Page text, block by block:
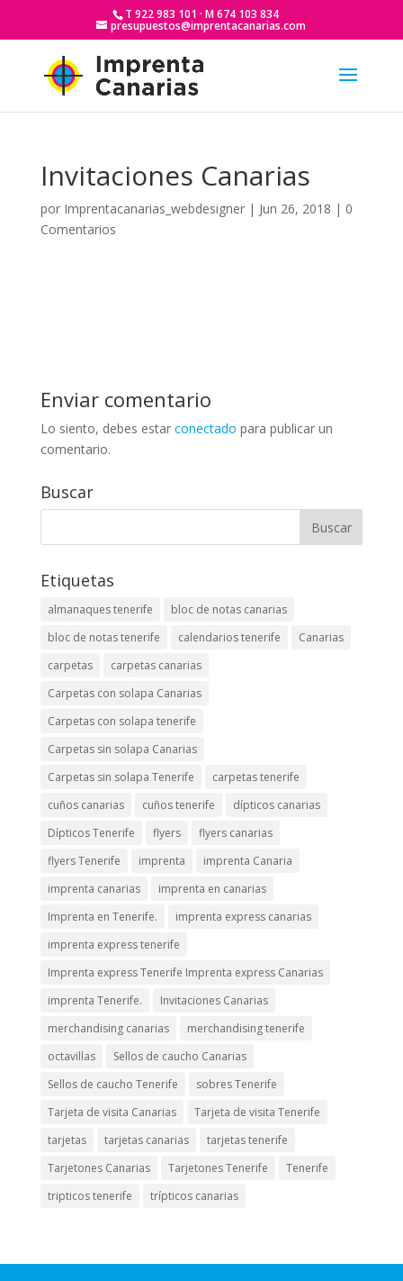
T 922 983 101 · M 674 103 834
presupuestos@imprentacanarias.com
Invitaciones Canarias
por Imprentacanarias_webdesigner| Jun 26, 2018 | 0
Comentarios
Enviar comentario
Lo siento, debes estar conectado para publicar un
comentario.
Buscar
Etiquetas
almanaques tenerife
bloc de notas canarias
bloc de notas tenerife
calendarios tenerife
Canarias
carpetas
carpetas canarias
Carpetas con solapa Canarias
Carpetas con solapa tenerife
Carpetas sin solapa Canarias
Carpetas sin solapa Tenerife
carpetas tenerife
cuños canarias
cuños tenerife
dípticos canarias
Dípticos Tenerife
flyers
flyers canarias
flyers Tenerife
imprenta
imprenta Canaria
imprenta canarias
imprenta en canarias
Imprenta en Tenerife.
imprenta express canarias
imprenta express tenerife
Imprenta express Tenerife Imprenta express Canarias
imprenta Tenerife.
Invitaciones Canarias
merchandising canarias
merchandising tenerife
octavillas
Sellos de caucho Canarias
Sellos de caucho Tenerife
sobres Tenerife
Tarjeta de visita Canarias
Tarjeta de visita Tenerife
tarjetas
tarjetas canarias
tarjetas tenerife
Tarjetones Canarias
Tarjetones Tenerife
Tenerife
tripticos tenerife
trípticos canarias